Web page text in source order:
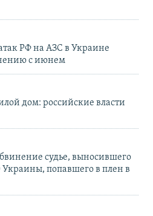
РФ на АЗС в Украине
с июнем
дом: российские власти
судье, выносившего
попавшего в плен в